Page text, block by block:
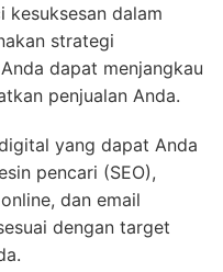
kesuksesan dalam
strategi
dapat menjangkau
penjualan Anda.
yang dapat Anda
pencari (SEO),
dan email
dengan target